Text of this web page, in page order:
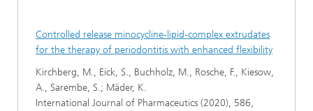
Controlled release minocycline-lipid-complex extrudates
for the therapy of periodontitis with enhanced flexibility
Kirchberg, M., Eick, S., Buchholz, M., Rosche, F., Kiesow,
A., Sarembe, S.; Mäder, K.
International Journal of Pharmaceutics (2020), 586,